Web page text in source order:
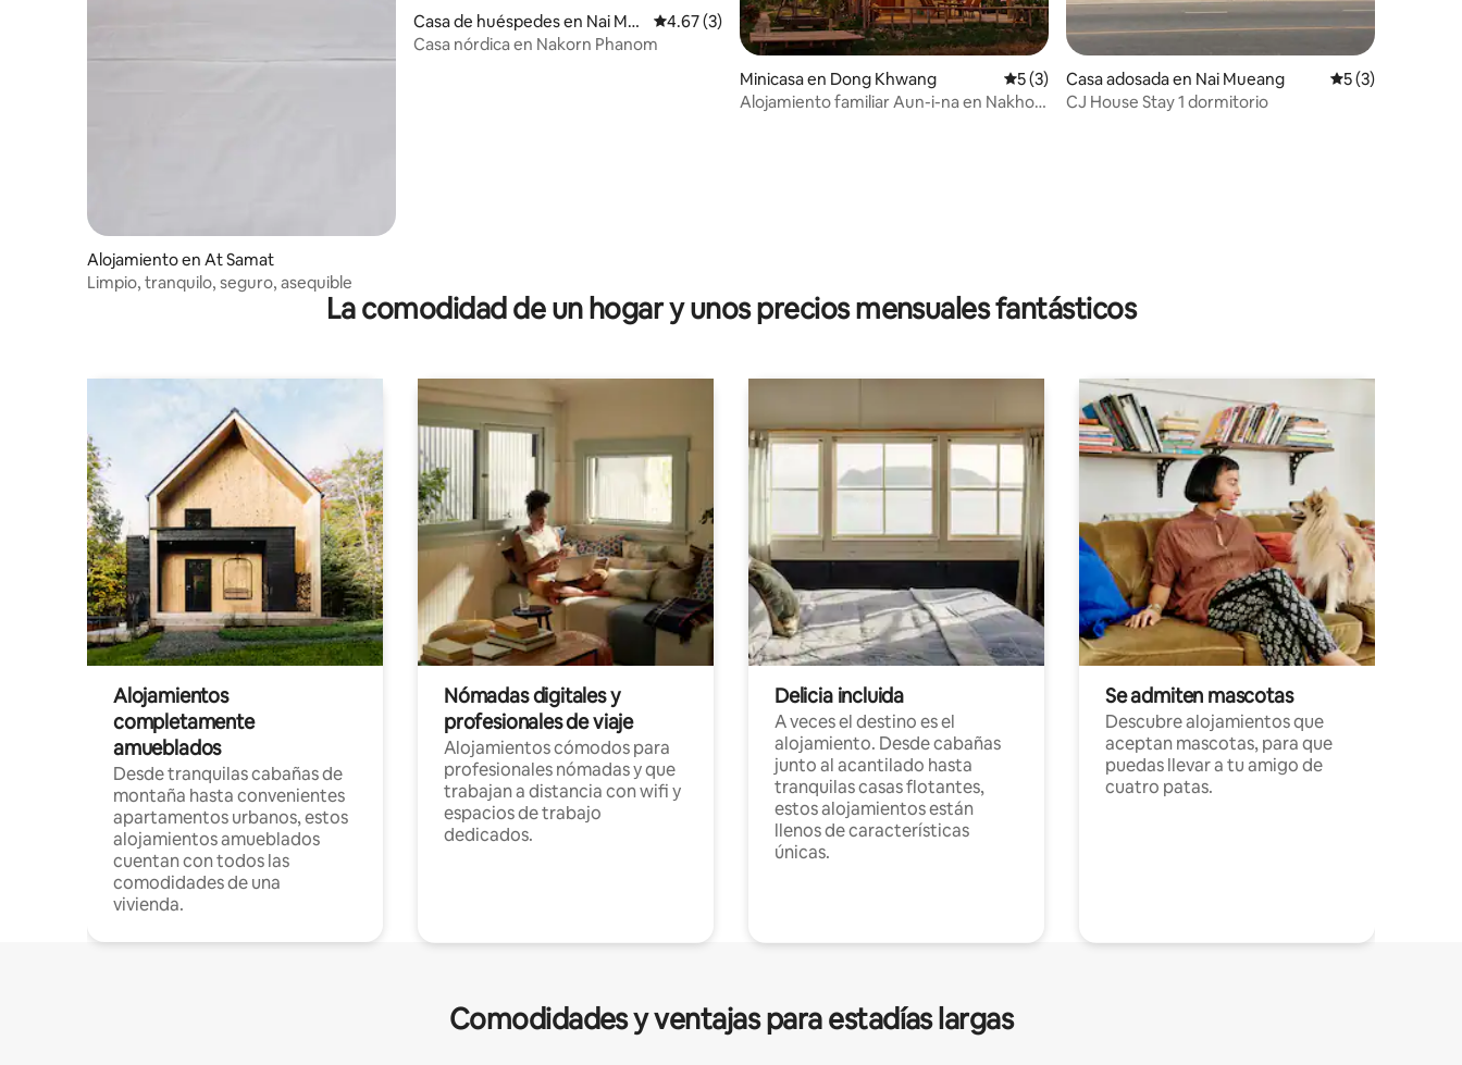
Alojamiento en At Samat
Limpio, tranquilo, seguro, asequible
Casa de huéspedes en Nai Mu
eang
Calificación promedio: 4.67 de 5, 3 reseñas
4.67 (3)
Casa nórdica en Nakorn Phanom
Minicasa en Dong Khwang
Calificación promedio: 5 de 5, 3 reseñas
5 (3)
Alojamiento familiar Aun-i-na en Nakhon
Casa adosada en Nai Mueang Calificación
5 (3)
CJ House Stay 1 dormitorio
La comodidad de un hogar y unos precios mensuales fantásticos
Alojamientos
completamente
amueblados
Desde tranquilas cabañas de
montaña hasta convenientes
apartamentos urbanos, estos
alojamientos amueblados
cuentan con todos las
comodidades de una
vivienda.
Nómadas digitales y
profesionales de viaje
Alojamientos cómodos para
profesionales nómadas y que
trabajan a distancia con wifi y
espacios de trabajo
dedicados.
Delicia incluida
A veces el destino es el
alojamiento. Desde cabañas
junto al acantilado hasta
tranquilas casas flotantes,
estos alojamientos están
llenos de características
únicas.
Se admiten mascotas
Descubre alojamientos que
aceptan mascotas, para que
puedas llevar a tu amigo de
cuatro patas.
Comodidades y ventajas para estadías largas